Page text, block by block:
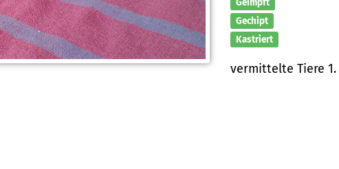
Gechipt
Kastriert
vermittelte Tiere